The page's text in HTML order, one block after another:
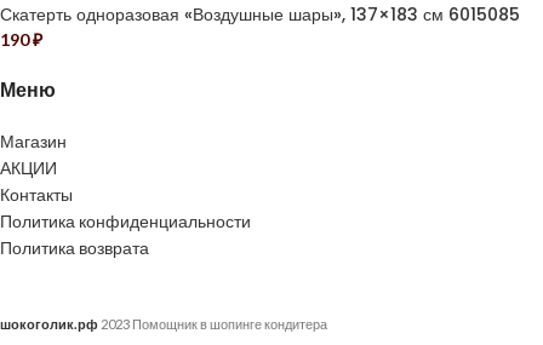
Скатерть одноразовая «Воздушные шары», 137×183 см 6015085
190₽
Меню
Магазин
АКЦИИ
Контакты
Политика конфиденциальности
Политика возврата
шокоголик.рф 2023 Помощник в шопинге кондитера